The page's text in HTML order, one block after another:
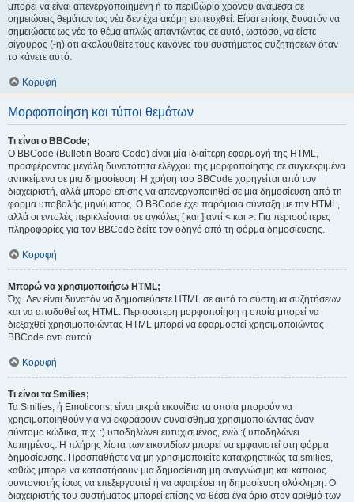
μπορεί να είναι απενεργοποιημένη ή το περιθώριο χρόνου ανάμεσα σε
σημειώσεις θεμάτων ως νέα δεν έχει ακόμη επιτευχθεί. Είναι επίσης δυνατόν να
σημειώσετε ως νέο το θέμα απλώς απαντώντας σε αυτό, ωστόσο, να είστε
σίγουρος (-η) ότι ακολουθείτε τους κανόνες του συστήματος συζητήσεων όταν
το κάνετε αυτό.
Κορυφή
Μορφοποίηση και τύποι θεμάτων
Τι είναι ο BBCode;
Ο BBCode (Bulletin Board Code) είναι μία ιδιαίτερη εφαρμογή της HTML,
προσφέροντας μεγάλη δυνατότητα ελέγχου της μορφοποίησης σε συγκεκριμένα
αντικείμενα σε μια δημοσίευση. Η χρήση του BBCode χορηγείται από τον
διαχειριστή, αλλά μπορεί επίσης να απενεργοποιηθεί σε μια δημοσίευση από τη
φόρμα υποβολής μηνύματος. Ο BBCode έχει παρόμοια σύνταξη με την HTML,
αλλά οι εντολές περικλείονται σε αγκύλες [ και ] αντί < και >. Για περισσότερες
πληροφορίες για τον BBCode δείτε τον οδηγό από τη φόρμα δημοσίευσης.
Κορυφή
Μπορώ να χρησιμοποιήσω HTML;
Όχι. Δεν είναι δυνατόν να δημοσιεύσετε HTML σε αυτό το σύστημα συζητήσεων
και να αποδοθεί ως HTML. Περισσότερη μορφοποίηση η οποία μπορεί να
διεξαχθεί χρησιμοποιώντας HTML μπορεί να εφαρμοστεί χρησιμοποιώντας
BBCode αντί αυτού.
Κορυφή
Τι είναι τα Smilies;
Τα Smilies, ή Emoticons, είναι μικρά εικονίδια τα οποία μπορούν να
χρησιμοποιηθούν για να εκφράσουν συναίσθημα χρησιμοποιώντας έναν
σύντομο κώδικα, π.χ. :) υποδηλώνει ευτυχισμένος, ενώ :( υποδηλώνει
λυπημένος. Η πλήρης λίστα των εικονιδίων μπορεί να εμφανιστεί στη φόρμα
δημοσίευσης. Προσπαθήστε να μη χρησιμοποιείτε καταχρηστικώς τα smilies,
καθώς μπορεί να καταστήσουν μια δημοσίευση μη αναγνώσιμη και κάποιος
συντονιστής ίσως να επεξεργαστεί ή να αφαιρέσει τη δημοσίευση ολόκληρη. Ο
διαχειριστής του συστήματος μπορεί επίσης να θέσει ένα όριο στον αριθμό των